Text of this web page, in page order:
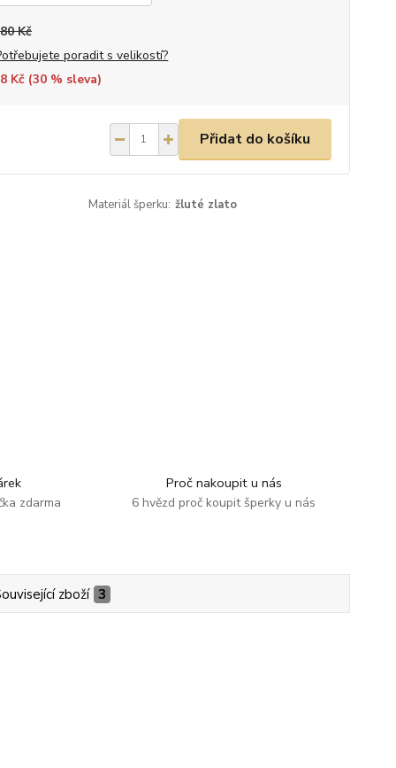
Kč
poradit s velikostí?
Kč (30% sleva)
Přidat do košíku
Materiál šperku: žluté zlato
zdarma
Proč nakoupit u nás
6 hvězd proč koupit šperky u nás
zboží 3